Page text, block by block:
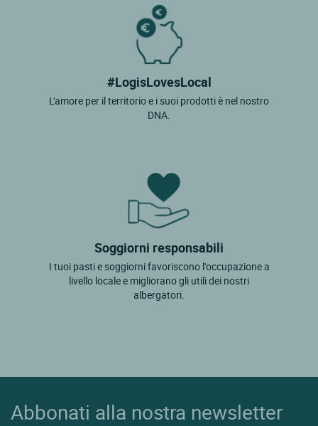
#LogisLovesLocal
L'amore per il territorio e i suoi prodotti è nel nostro
DNA.
Soggiorni responsabili
I tuoi pasti e soggiorni favoriscono l'occupazione a
livello locale e migliorano gli utili dei nostri
albergatori.
Abbonati alla nostra newsletter